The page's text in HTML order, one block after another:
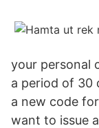
your personal
a period of 30
a new code
want to issue